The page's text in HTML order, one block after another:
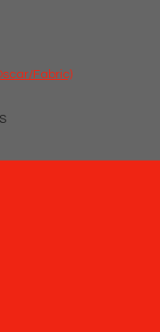
Fabric)